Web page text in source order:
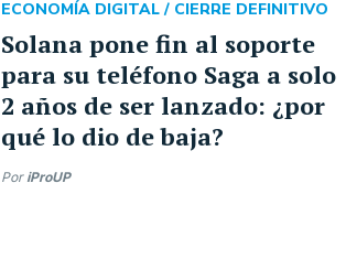
Solana pone fin al soporte
para su teléfono Saga a solo
2 años de ser lanzado: ¿por
qué lo dio de baja?
ECONOMÍA DIGITAL / CIERRE DEFINITIVO
Por iProUP